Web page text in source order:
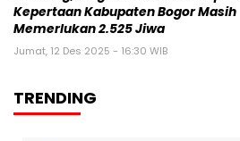
Kepertaan Kabupaten Bogor Masih
Memerlukan 2.525 Jiwa
Jumat, 12 Des 2025 - 16:30 WIB
TRENDING